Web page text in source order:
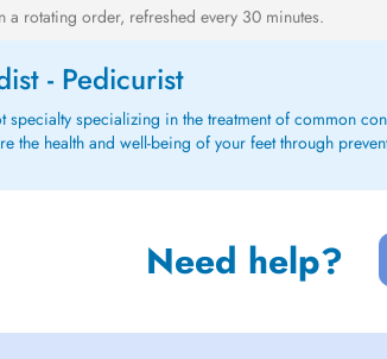
a rotating order, refreshed every 30 minutes.
- Pedicurist
specializing in the treatment of common
the health and well-being of your feet through
Need help?